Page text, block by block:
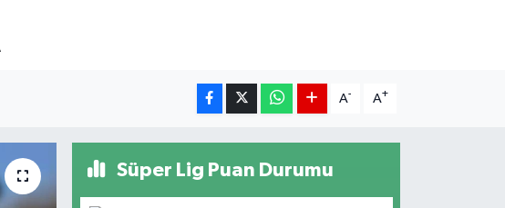
A- A+
Süper Lig Puan Durumu